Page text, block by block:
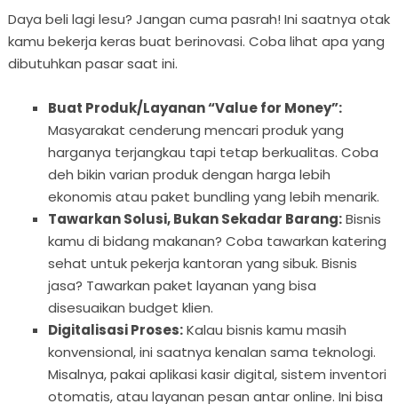
Daya beli lagi lesu? Jangan cuma pasrah! Ini saatnya otak
kamu bekerja keras buat berinovasi. Coba lihat apa yang
dibutuhkan pasar saat ini.
Buat Produk/Layanan “Value for Money”:
Masyarakat cenderung mencari produk yang
harganya terjangkau tapi tetap berkualitas. Coba
deh bikin varian produk dengan harga lebih
ekonomis atau paket bundling yang lebih menarik.
Tawarkan Solusi, Bukan Sekadar Barang:Bisnis
kamu di bidang makanan? Coba tawarkan katering
sehat untuk pekerja kantoran yang sibuk. Bisnis
jasa? Tawarkan paket layanan yang bisa
disesuaikan budget klien.
Digitalisasi Proses:Kalau bisnis kamu masih
konvensional, ini saatnya kenalan sama teknologi.
Misalnya, pakai aplikasi kasir digital, sistem inventori
otomatis, atau layanan pesan antar online. Ini bisa